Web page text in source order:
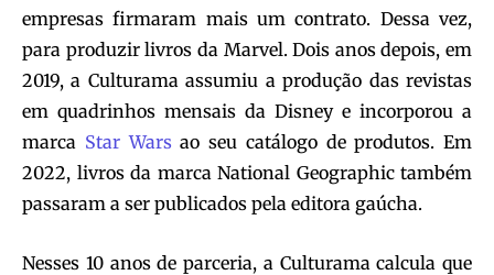
empresas firmaram mais um contrato. Dessa vez,
para produzir livros da Marvel. Dois anos depois, em
2019, a Culturama assumiu a produção das revistas
em quadrinhos mensais da Disney e incorporou a
marca Star Warsao seu catálogo de produtos. Em
2022, livros da marca National Geographic também
passaram a ser publicados pela editora gaúcha.
Nesses 10 anos de parceria, a Culturama calcula que